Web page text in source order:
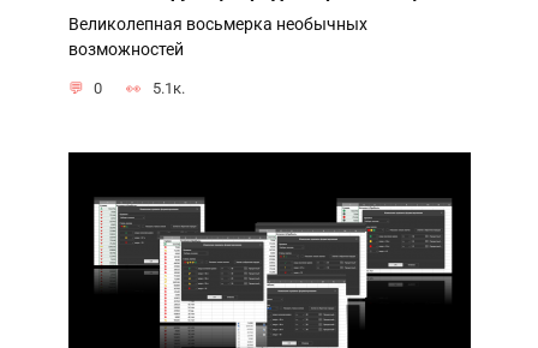
Великолепная восьмерка необычных
возможностей
0 5.1к.